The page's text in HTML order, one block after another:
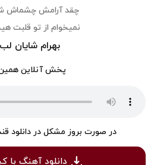
چقد آرامش چشماش
نمیخوام از تو قلبت
بهرام شایان لب
پخش آنلاین
در صورت بروز مشکل در دانلود
دانلود آهنگ با